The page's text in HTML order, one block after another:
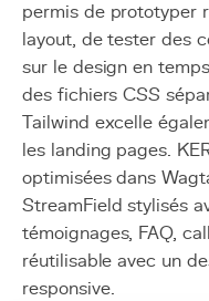
permis de prototyper
layout, de tester des
sur le design en
des fichiers CSS
Tailwind excelle
les landing pages.
optimisées dans
StreamField stylisés
témoignages, FAQ,
réutilisable avec un
responsive.